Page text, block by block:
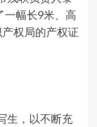
一幅长9米、高
权局的产权证
生，以不断充